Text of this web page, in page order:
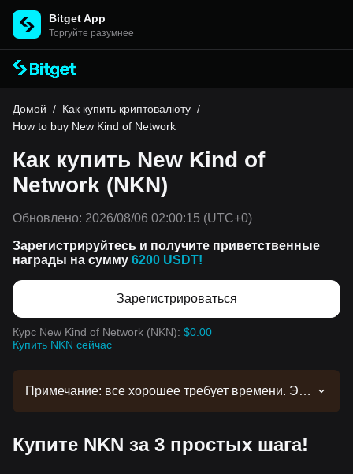
Bitget App
Торгуйте разумнее
Домой / Как купить криптовалюту /
How to buy New Kind of Network
Как купить New Kind of
Network (NKN)
Обновлено: 2026/08/06 02:00:15 (UTC+0)
Зарегистрируйтесь и получите приветственные
награды на сумму 6200 USDT!
Зарегистрироваться
Курс New Kind of Network (NKN): $0.00
Купить NKN сейчас
Примечание: все хорошее требует времени. Эта
обновлениях листинга. Как только она появится
Купите NKN за 3 простых шага!